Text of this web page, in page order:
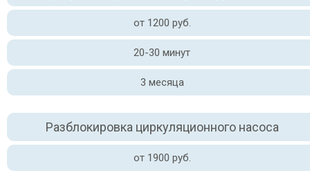
от 1200 руб.
20-30 минут
3 месяца
Разблокировка циркуляционного насоса
от 1900 руб.